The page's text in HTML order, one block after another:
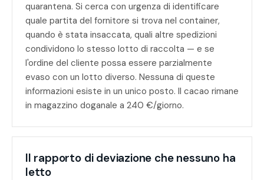
quarantena. Si cerca con urgenza di identificare
quale partita del fornitore si trova nel container,
quando è stata insaccata, quali altre spedizioni
condividono lo stesso lotto di raccolta — e se
l'ordine del cliente possa essere parzialmente
evaso con un lotto diverso. Nessuna di queste
informazioni esiste in un unico posto. Il cacao rimane
in magazzino doganale a 240 €/giorno.
Il rapporto di deviazione che nessuno ha
letto